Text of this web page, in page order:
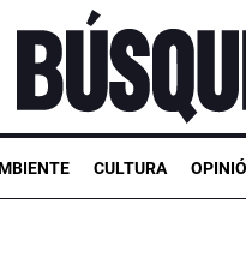
CULTURA